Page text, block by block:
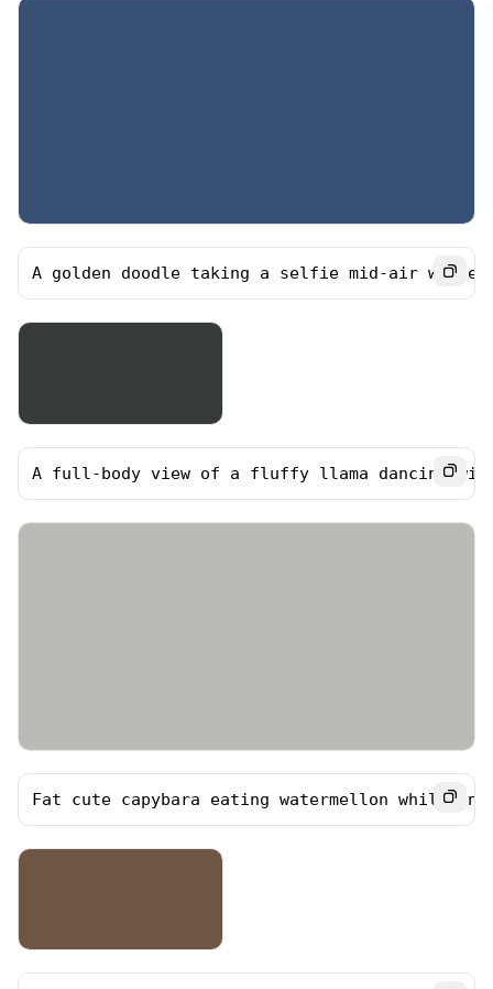
A golden doodle taking a selfie mid-air
A full-body view of a fluffy llama dancing
Fat cute capybara eating watermellon while